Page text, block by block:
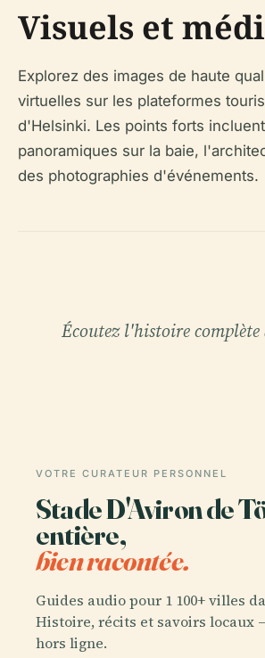
Visuels et
Explorez des images de haute
virtuelles sur les plateformes
d'Helsinki. Les points forts
panoramiques sur la baie,
des photographies d'événements.
Écoutez l'histoire complète
VOTRE CURATEUR PERSONNEL
Stade D'Aviron de
entière,
bien racontée.
Guides audio pour 1 100+ villes
Histoire, récits et savoirs locaux
hors ligne.